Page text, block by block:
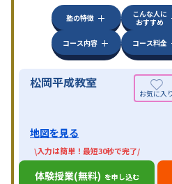
塾の特徴
こんな人に
おすすめ
コース内容
コース料金
松岡平成教室
地図を見る
\入力は簡単！最短30秒で完了/
体験授業(無料) を申し込む